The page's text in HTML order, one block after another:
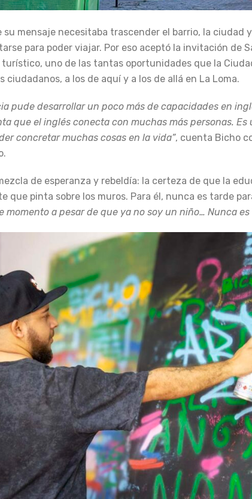
mensaje necesitaba trascender el barrio, la ciudad
para poder viajar. Por eso aceptó la invitación de
uno de las tantas oportunidades que la
a los de aquí y a los de allá en La Loma.
pude desarrollar un poco más de capacidades en
que el inglés conecta con muchas más personas.
concretar muchas cosas en la vida”, cuenta Bicho
de esperanza y rebeldía: la certeza de que la
que pinta sobre los muros. Para él, nunca es tarde
momento a pesar de que ya no soy un niño… Nunca